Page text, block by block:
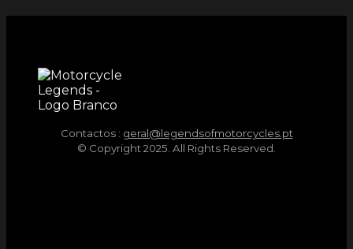
Contactos : geral@legendsofmotorcycles.pt
© Copyright 2025. All Rights Reserved.